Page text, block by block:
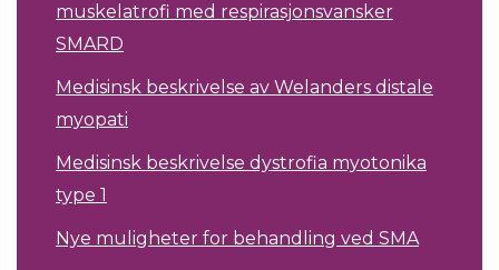
muskelatrofi med respirasjonsvansker
SMARD
Medisinsk beskrivelse av Welanders distale
myopati
Medisinsk beskrivelse dystrofia myotonika
type 1
Nye muligheter for behandling ved SMA